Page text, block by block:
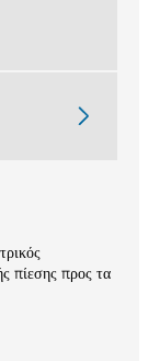

πίεσης προς τα